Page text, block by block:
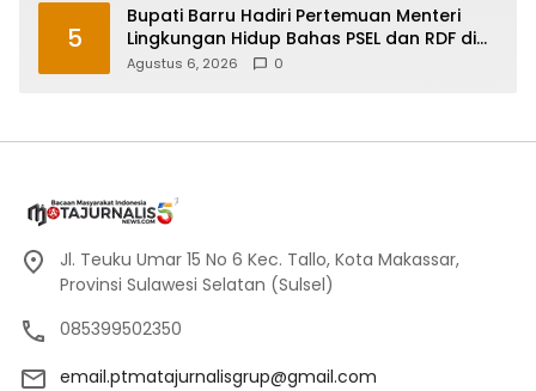
5
Bupati Barru Hadiri Pertemuan Menteri
Lingkungan Hidup Bahas PSEL dan RDF di
Sulsel
Agustus 6, 2026 0
Jl. Teuku Umar 15 No 6 Kec. Tallo, Kota Makassar,
Provinsi Sulawesi Selatan (Sulsel)
085399502350
email.ptmatajurnalisgrup@gmail.com